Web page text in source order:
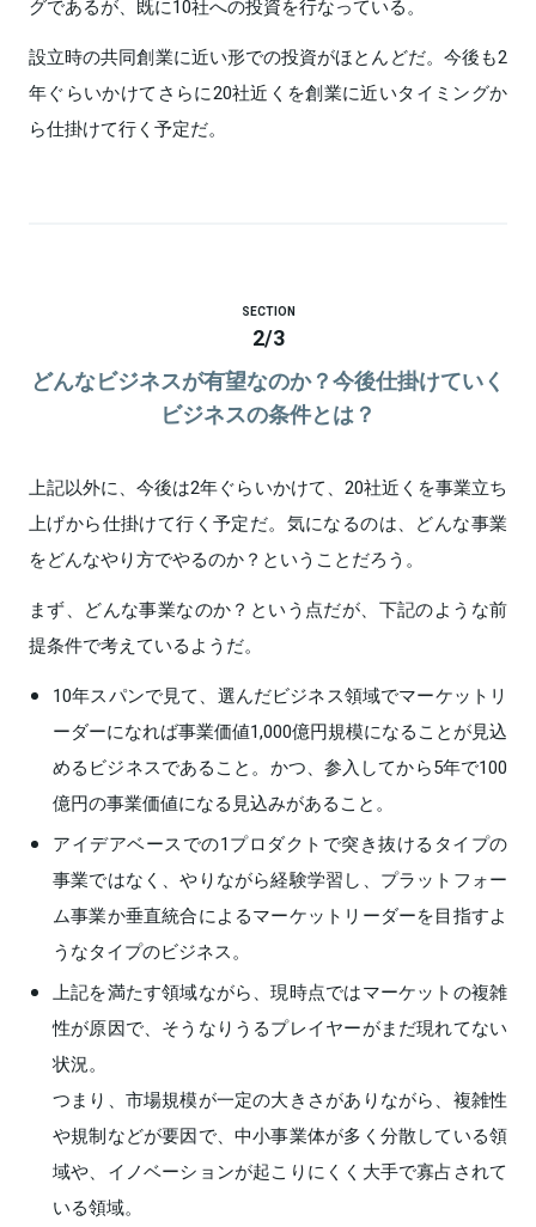
グであるが、既に10社への投資を行なっている。
設立時の共同創業に近い形での投資がほとんどだ。今後も2
年ぐらいかけてさらに20社近くを創業に近いタイミングか
ら仕掛けて行く予定だ。
SECTION
2/3
どんなビジネスが有望なのか？今後仕掛けていく
ビジネスの条件とは？
上記以外に、今後は2年ぐらいかけて、20社近くを事業立ち
上げから仕掛けて行く予定だ。気になるのは、どんな事業
をどんなやり方でやるのか？ということだろう。
まず、どんな事業なのか？という点だが、下記のような前
提条件で考えているようだ。
10年スパンで見て、選んだビジネス領域でマーケットリ
ーダーになれば事業価値1,000億円規模になることが見込
めるビジネスであること。かつ、参入してから5年で100
億円の事業価値になる見込みがあること。
アイデアベースでの1プロダクトで突き抜けるタイプの
事業ではなく、やりながら経験学習し、プラットフォー
ム事業か垂直統合によるマーケットリーダーを目指すよ
うなタイプのビジネス。
上記を満たす領域ながら、現時点ではマーケットの複雑
性が原因で、そうなりうるプレイヤーがまだ現れてない
状況。
つまり、市場規模が一定の大きさがありながら、複雑性
や規制などが要因で、中小事業体が多く分散している領
域や、イノベーションが起こりにくく大手で寡占されて
いる領域。